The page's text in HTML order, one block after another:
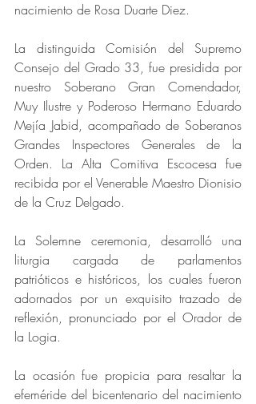
nacimiento de Rosa Duarte Diez.
La distinguida Comisión del Supremo
Consejo del Grado 33, fue presidida por
nuestro Soberano Gran Comendador,
Muy Ilustre y Poderoso Hermano Eduardo
Mejía Jabid, acompañado de Soberanos
Grandes Inspectores Generales de la
Orden. La Alta Comitiva Escocesa fue
recibida por el Venerable Maestro Dionisio
de la Cruz Delgado.
La Solemne ceremonia, desarrolló una
liturgia cargada de parlamentos
patrióticos e históricos, los cuales fueron
adornados por un exquisito trazado de
reflexión, pronunciado por el Orador de
la Logia.
La ocasión fue propicia para resaltar la
efeméride del bicentenario del nacimiento